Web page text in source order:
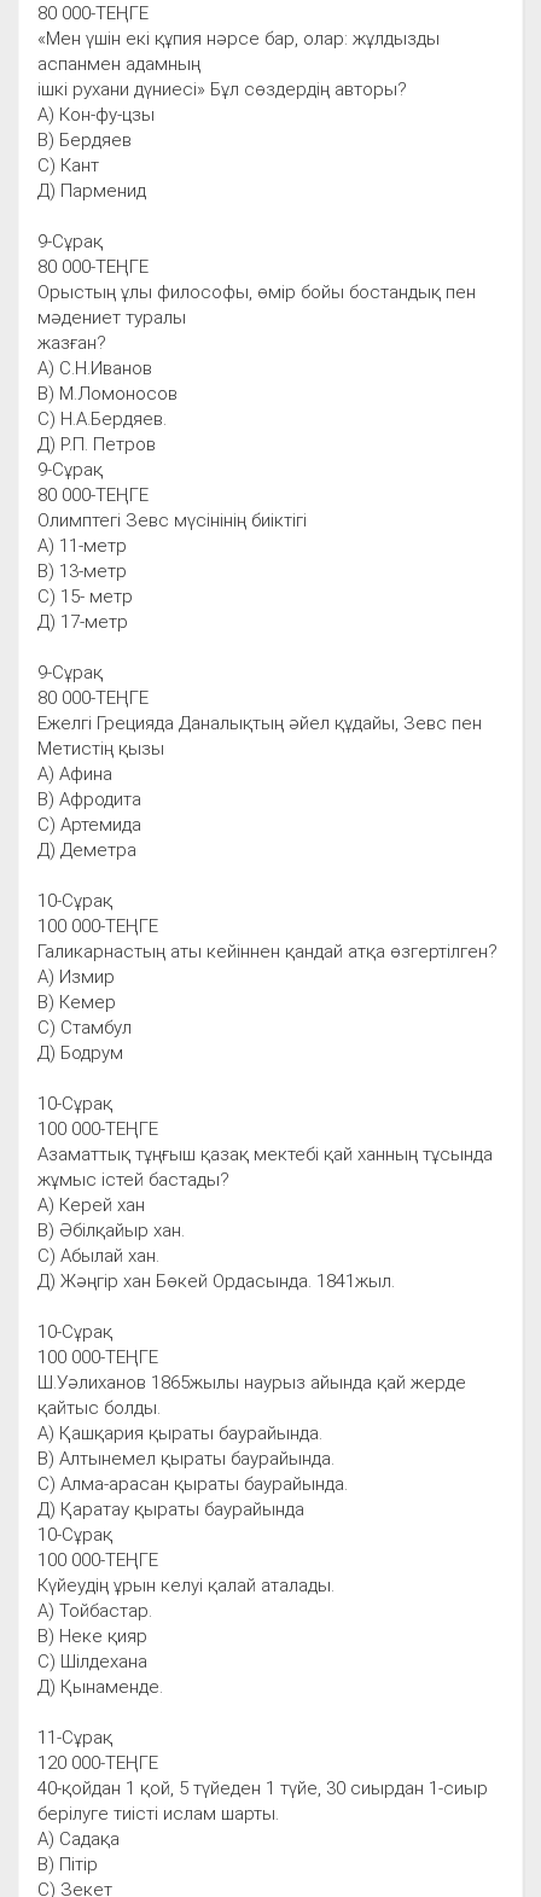
80 000-ТЕҢГЕ
«Мен үшін екі құпия нәрсе бар, олар: жұлдызды
аспанмен адамның
ішкі рухани дүниесі» Бұл сөздердің авторы?
А) Кон-фу-цзы
В) Бердяев
С) Кант
Д) Парменид
9-Сұрақ
80 000-ТЕҢГЕ
Орыстың ұлы философы, өмір бойы бостандық пен
мәдениет туралы
жазған?
А) С.Н.Иванов
В) М.Ломоносов
С) Н.А.Бердяев.
Д) Р.П. Петров
9-Сұрақ
80 000-ТЕҢГЕ
Олимптегі Зевс мүсінінің биіктігі
А) 11-метр
В) 13-метр
С) 15- метр
Д) 17-метр
9-Сұрақ
80 000-ТЕҢГЕ
Ежелгі Грецияда Даналықтың әйел құдайы, Зевс пен
Метистің қызы
А) Афина
В) Афродита
С) Артемида
Д) Деметра
10-Сұрақ
100 000-ТЕҢГЕ
Галикарнастың аты кейіннен қандай атқа өзгертілген?
А) Измир
В) Кемер
С) Стамбул
Д) Бодрум
10-Сұрақ
100 000-ТЕҢГЕ
Азаматтық тұңғыш қазақ мектебі қай ханның тұсында
жұмыс істей бастады?
А) Керей хан
В) Әбілқайыр хан.
С) Абылай хан.
Д) Жәңгір хан Бөкей Ордасында. 1841жыл.
10-Сұрақ
100 000-ТЕҢГЕ
Ш.Уәлиханов 1865жылы наурыз айында қай жерде
қайтыс болды.
А) Қашқария қыраты баурайында.
В) Алтынемел қыраты баурайында.
С) Алма-арасан қыраты баурайында.
Д) Қаратау қыраты баурайында
10-Сұрақ
100 000-ТЕҢГЕ
Күйеудің ұрын келуі қалай аталады.
А) Тойбастар.
В) Неке қияр
С) Шілдехана
Д) Қынаменде.
11-Сұрақ
120 000-ТЕҢГЕ
40-қойдан 1 қой, 5 түйеден 1 түйе, 30 сиырдан 1-сиыр
берілуге тиісті ислам шарты.
А) Садақа
В) Пітір
С) Зекет